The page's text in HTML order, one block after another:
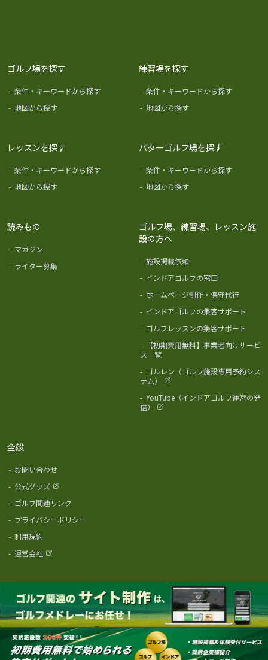
ゴルフ場を探す
- 条件・キーワードから探す
- 地図から探す
練習場を探す
- 条件・キーワードから探す
- 地図から探す
レッスンを探す
- 条件・キーワードから探す
- 地図から探す
パターゴルフ場を探す
- 条件・キーワードから探す
- 地図から探す
読みもの
- マガジン
- ライター募集
ゴルフ場、練習場、レッスン施
設の方へ
- 施設掲載依頼
- インドアゴルフの窓口
- ホームページ制作・保守代行
- インドアゴルフの集客サポート
- ゴルフレッスンの集客サポート
-
【初期費用無料】事業者向けサービ
ス一覧
- ゴルレン（ゴルフ施設専用予約シス
テム）
- YouTube（インドアゴルフ運営の発
信）
全般
- お問い合わせ
- 公式グッズ
- ゴルフ関連リンク
- プライバシーポリシー
- 利用規約
- 運営会社